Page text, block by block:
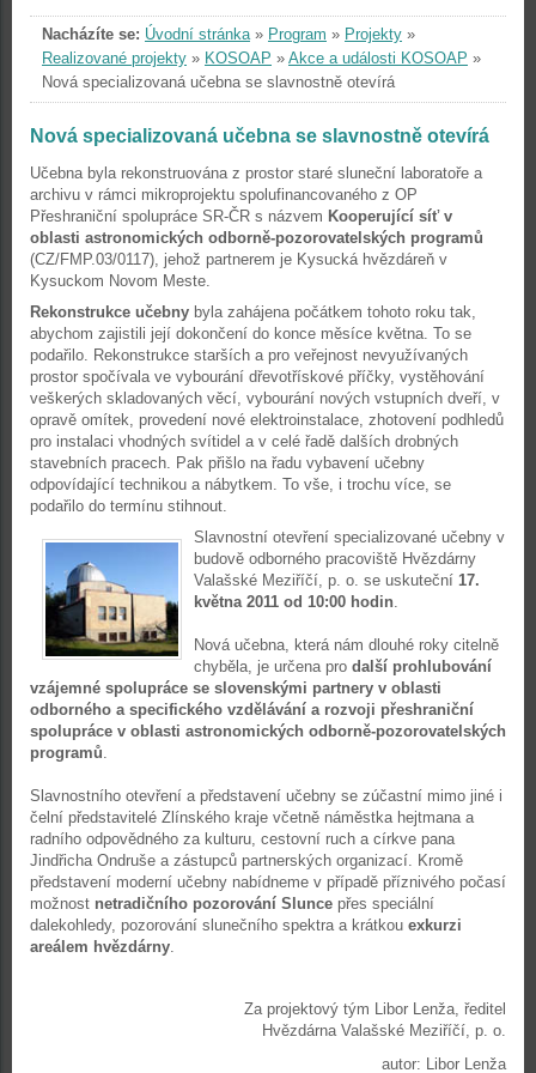
Nacházíte se: Úvodní stránka» Program » Projekty »
Realizované projekty » KOSOAP » Akce a události KOSOAP »
Nová specializovaná učebna se slavnostně otevírá
Nová specializovaná učebna se slavnostně otevírá
Učebna byla rekonstruována z prostor staré sluneční laboratoře a
archivu v rámci mikroprojektu spolufinancovaného z OP
Přeshraniční spolupráce SR-ČR s názvem Kooperující síť v
oblasti astronomických odborně-pozorovatelských programů
(CZ/FMP.03/0117), jehož partnerem je Kysucká hvězdáreň v
Kysuckom Novom Meste.
Rekonstrukce učebny byla zahájena počátkem tohoto roku tak,
abychom zajistili její dokončení do konce měsíce května. To se
podařilo. Rekonstrukce starších a pro veřejnost nevyužívaných
prostor spočívala ve vybourání dřevotřískové příčky, vystěhování
veškerých skladovaných věcí, vybourání nových vstupních dveří, v
opravě omítek, provedení nové elektroinstalace, zhotovení podhledů
pro instalaci vhodných svítidel a v celé řadě dalších drobných
stavebních pracech. Pak přišlo na řadu vybavení učebny
odpovídající technikou a nábytkem. To vše, i trochu více, se
podařilo do termínu stihnout.
Slavnostní otevření specializované učebny v
budově odborného pracoviště Hvězdárny
Valašské Meziříčí, p. o. se uskuteční 17.
května 2011 od 10:00 hodin.
Nová učebna, která nám dlouhé roky citelně
chyběla, je určena pro další prohlubování
vzájemné spolupráce se slovenskými partnery v oblasti
odborného a specifického vzdělávání a rozvoji přeshraniční
spolupráce v oblasti astronomických odborně-pozorovatelských
programů.
Slavnostního otevření a představení učebny se zúčastní mimo jiné i
čelní představitelé Zlínského kraje včetně náměstka hejtmana a
radního odpovědného za kulturu, cestovní ruch a církve pana
Jindřicha Ondruše a zástupců partnerských organizací. Kromě
představení moderní učebny nabídneme v případě příznivého počasí
možnost netradičního pozorování Slunce přes speciální
dalekohledy, pozorování slunečního spektra a krátkou exkurzi
areálem hvězdárny.
Za projektový tým Libor Lenža, ředitel
Hvězdárna Valašské Meziříčí, p. o.
autor: Libor Lenža